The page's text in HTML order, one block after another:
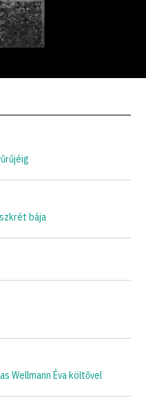
bája
Wellmann Éva költővel